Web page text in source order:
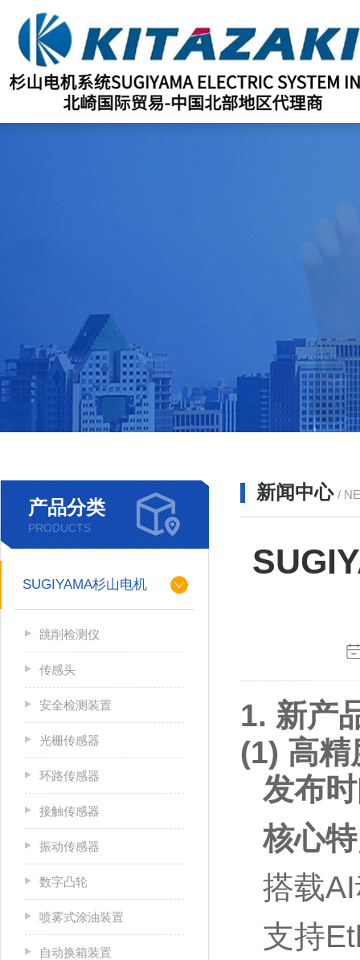
产品分类
PRODUCTS
SUGIYAMA杉山电机
跳削检测仪
传感头
安全检测装置
光栅传感器
环路传感器
接触传感器
振动传感器
数字凸轮
喷雾式涂油装置
自动换箱装置
新闻中心 /
1. 新产
(1) 高
发布
核心
搭载
支持